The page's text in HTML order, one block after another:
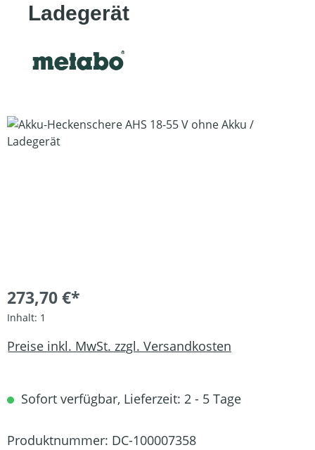
Ladegerät
Bildergalerie überspringen
273,70 €*
Inhalt: 1
Preise inkl. MwSt. zzgl. Versandkosten
Sofort verfügbar, Lieferzeit: 2 - 5 Tage
Produktnummer: DC-100007358